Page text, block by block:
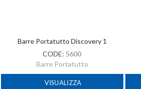
Barre Portatutto Discovery 1
CODE: 5600
Barre Portatutto
VISUALIZZA